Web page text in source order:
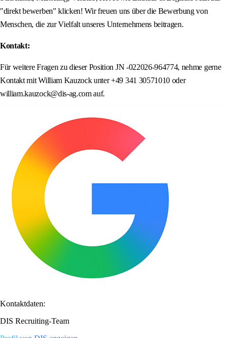
"direkt bewerben" klicken! Wir freuen uns über die Bewerbung von
Menschen, die zur Vielfalt unseres Unternehmens beitragen.
Kontakt:
Für weitere Fragen zu dieser Position JN -022026-964774, nehme gerne
Kontakt mit William Kauzock unter +49 341 30571010 oder
william.kauzock@dis-ag.com auf.
Kontaktdaten:
DIS Recruiting-Team